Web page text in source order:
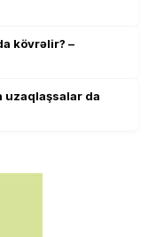
kövrəlir? –
uzaqlaşsalar da